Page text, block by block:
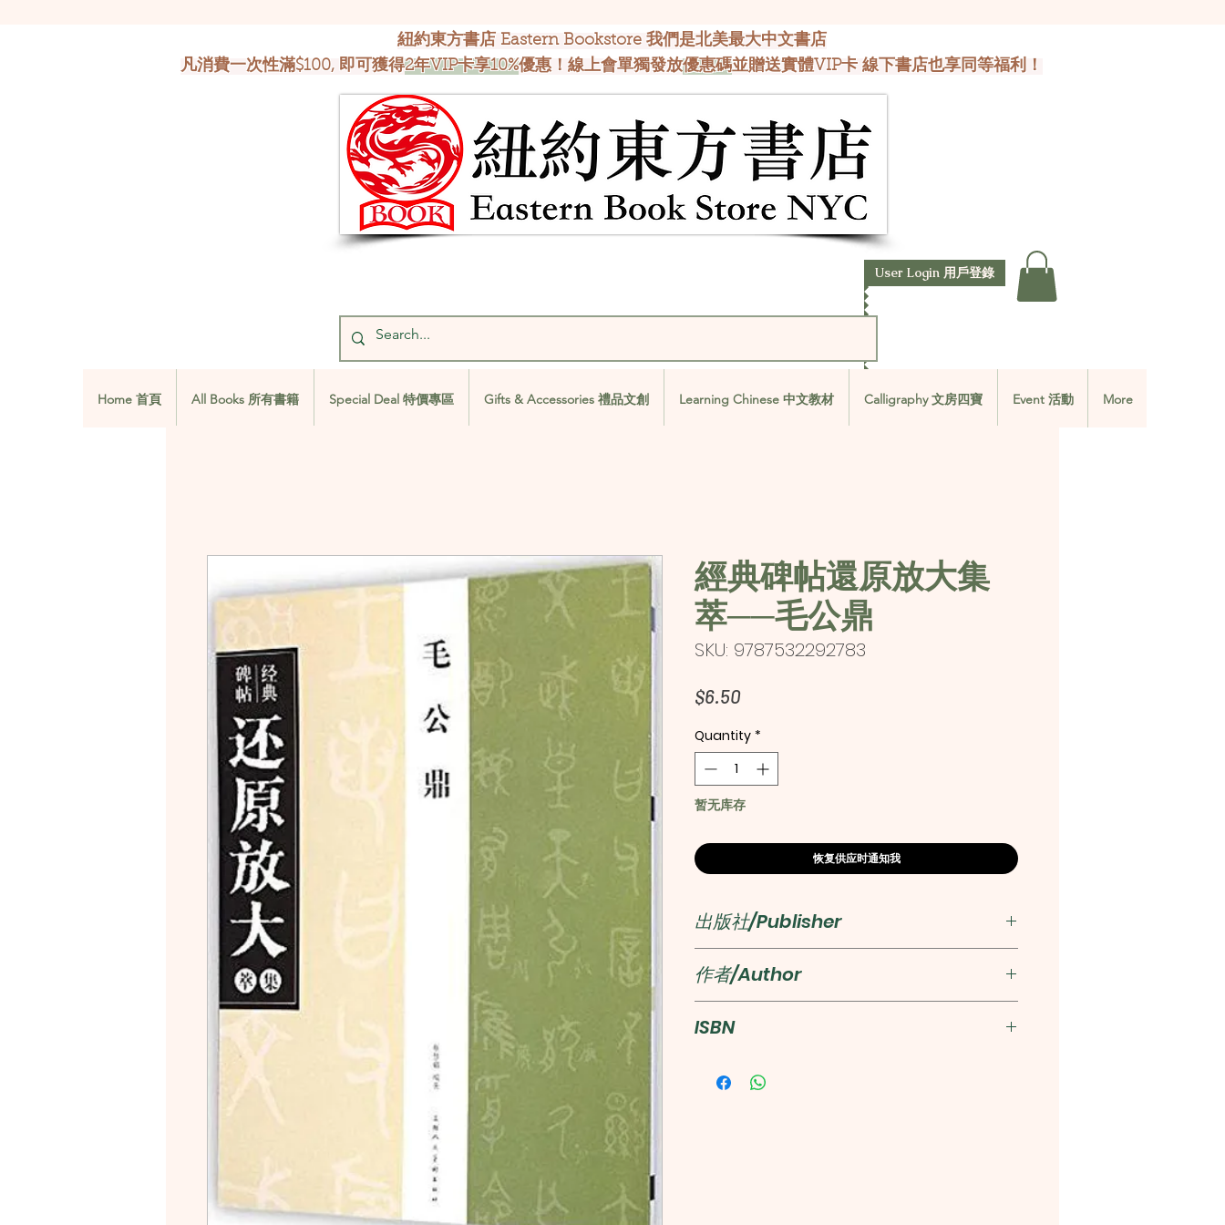
紐約東方書店 Eastern Bookstore 我們是北美最大中文書店
凡消費一次性滿$100, 即可獲得2年VIP卡享10%優惠！線上會單獨發放優惠碼並贈送實體VIP卡 線下書店也享同等福利！
User Login 用戶登錄
Home 首頁 All Books 所有書籍 Special Deal 特價專區 Gifts & Accessories 禮品文創 Learning Chinese 中文教材 Calligraphy 文房四寶 Event 活動 More
Home 首頁 All Books 所有書籍 Special Deal 特價專區 Gifts & Accessories 禮品文創 Learning Chinese 中文教材 Calligraphy 文房四寶 Event 活動 More
經典碑帖還原放大集
萃──毛公鼎
SKU: 9787532292783
$6.50Price
Quantity *
暂无库存
恢复供应时通知我
出版社/Publisher
上海人民美術出版社
作者/Author
ISBN
9787532292783